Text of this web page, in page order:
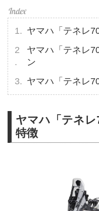
ヤマハ「テネレ
ヤマハ「テネレ
ン
ヤマハ「テネレ
ヤマハ「テネ
特徴